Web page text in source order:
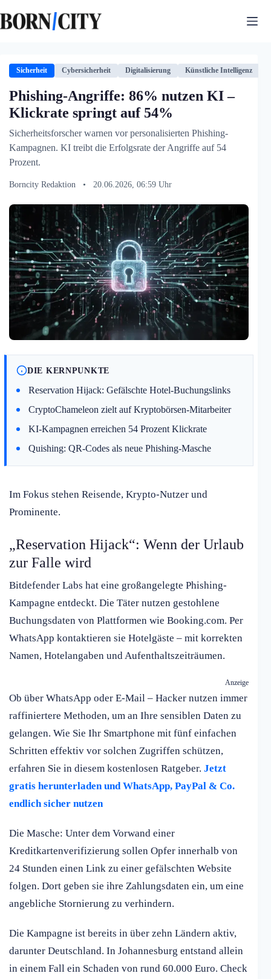
Inhalt
springen
Sicherheit Cybersicherheit Digitalisierung Künstliche Intelligenz
Phishing-Angriffe: 86% nutzen KI –
Klickrate springt auf 54%
Sicherheitsforscher warnen vor personalisierten Phishing-
Kampagnen. KI treibt die Erfolgsrate der Angriffe auf 54
Prozent.
Borncity Redaktion • 20.06.2026, 06:59 Uhr
DIE KERNPUNKTE
Reservation Hijack: Gefälschte Hotel-Buchungslinks
CryptoChameleon zielt auf Kryptobörsen-Mitarbeiter
KI-Kampagnen erreichen 54 Prozent Klickrate
Quishing: QR-Codes als neue Phishing-Masche
Im Fokus stehen Reisende, Krypto-Nutzer und
Prominente.
„Reservation Hijack“: Wenn der Urlaub
zur Falle wird
Bitdefender Labs hat eine großangelegte Phishing-
Kampagne entdeckt. Die Täter nutzen gestohlene
Buchungsdaten von Plattformen wie Booking.com. Per
WhatsApp kontaktieren sie Hotelgäste – mit korrekten
Namen, Hotelangaben und Aufenthaltszeiträumen.
Anzeige
Ob über WhatsApp oder E-Mail – Hacker nutzen immer
raffiniertere Methoden, um an Ihre sensiblen Daten zu
gelangen. Wie Sie Ihr Smartphone mit fünf einfachen
Schritten effektiv vor solchen Zugriffen schützen,
erfahren Sie in diesem kostenlosen Ratgeber. Jetzt
gratis herunterladen und WhatsApp, PayPal & Co.
endlich sicher nutzen
Die Masche: Unter dem Vorwand einer
Kreditkartenverifizierung sollen Opfer innerhalb von
24 Stunden einen Link zu einer gefälschten Website
folgen. Dort geben sie ihre Zahlungsdaten ein, um eine
angebliche Stornierung zu verhindern.
Die Kampagne ist bereits in über zehn Ländern aktiv,
darunter Deutschland. In Johannesburg entstand allein
in einem Fall ein Schaden von rund 60.000 Euro. Check